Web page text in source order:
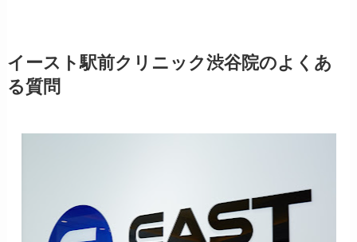
イースト駅前クリニック渋谷院のよくあ
る質問